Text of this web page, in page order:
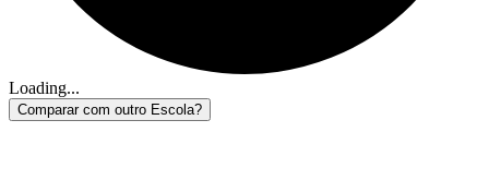
Loading...
Comparar com outro Escola?